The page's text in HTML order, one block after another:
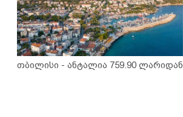
თბილისი - ანტალია 759.90 ლარიდან